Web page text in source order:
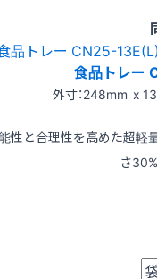
食品トレー
外寸：248mm x
性と合理性を高めた超軽
さ